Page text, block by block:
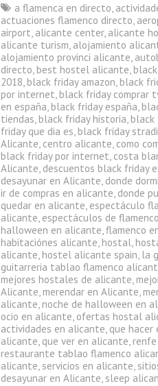
a flamenca en directo,
actuaciones flamenco directo,
airport, alicante center, alicante
alicante turism, alojamiento
alojamiento provinci alicante,
directo, best hostel alicante,
2018, black friday amazon, black
por internet, black friday comprar
en españa, black friday españa,
tiendas, black friday historia, black
friday que dia es, black friday
Alicante, centro alicante, como
black friday por internet, costa
Alicante, descuentos black friday
desayunar en Alicante, donde
ir de compras en alicante, donde
quedar en alicante, espectáculo
alicante, espectáculos de
halloween en alicante,flamenco
habitaciónes alicante, hostal,
alicante, hostel alicante spain, la
guitarreria tablao flamenco
mejores hostales de alicante,
Alicante, merendar en Alicante,
alicante, noche de halloween en
ocio en alicante, ofertas hostal
actividades en alicante, que hacer
alicante, que ver en alicante,
restaurante tablao flamenco
alicante, servicios en alicante,
desayunar en Alicante, sleep